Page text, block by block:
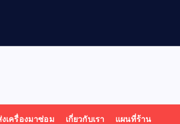
เครื่องมาซ่อม เกี่ยวกับเรา แผนที่ร้าน